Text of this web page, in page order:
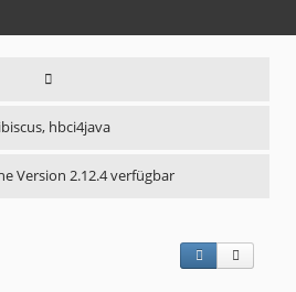
hbci4java
Version 2.12.4 verfügbar